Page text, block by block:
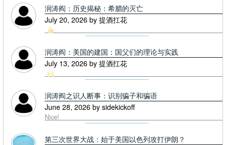
润涛阎：历史揭秘：希腊的灭亡
July 20, 2026 by 提酒扛花
润涛阎：美国的建国：国父们的理论与实践
July 13, 2026 by 提酒扛花
润涛阎之识人断事：识别骗子和骗语
June 28, 2026 by sidekickoff
Nice!
第三次世界大战：始于美国以色列攻打伊朗？